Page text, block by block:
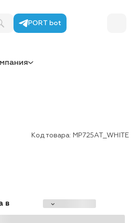
PORT bot
Код товара: MP725AT_WHITE
в